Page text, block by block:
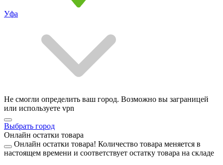
Уфа
Не смогли определить ваш город. Возможно вы заграницей
или используете vpn
Выбрать город
Онлайн остатки товара
Онлайн остатки товара! Количество товара меняется в
настоящем времени и соответствует остатку товара на складе